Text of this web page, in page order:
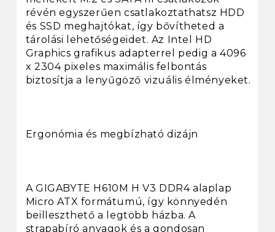
révén egyszerűen csatlakoztathatsz HDD
és SSD meghajtókat, így bővítheted a
tárolási lehetőségeidet. Az Intel HD
Graphics grafikus adapterrel pedig a 4096
x 2304 pixeles maximális felbontás
biztosítja a lenyűgöző vizuális élményeket.
Ergonómia és megbízható dizájn
A GIGABYTE H610M H V3 DDR4 alaplap
Micro ATX formátumú, így könnyedén
beilleszthető a legtöbb házba. A
strapabíró anyagok és a gondosan